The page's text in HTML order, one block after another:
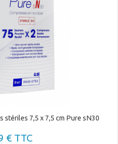
stériles 7,5 x 7,5 cm Pure sN30
€ TTC